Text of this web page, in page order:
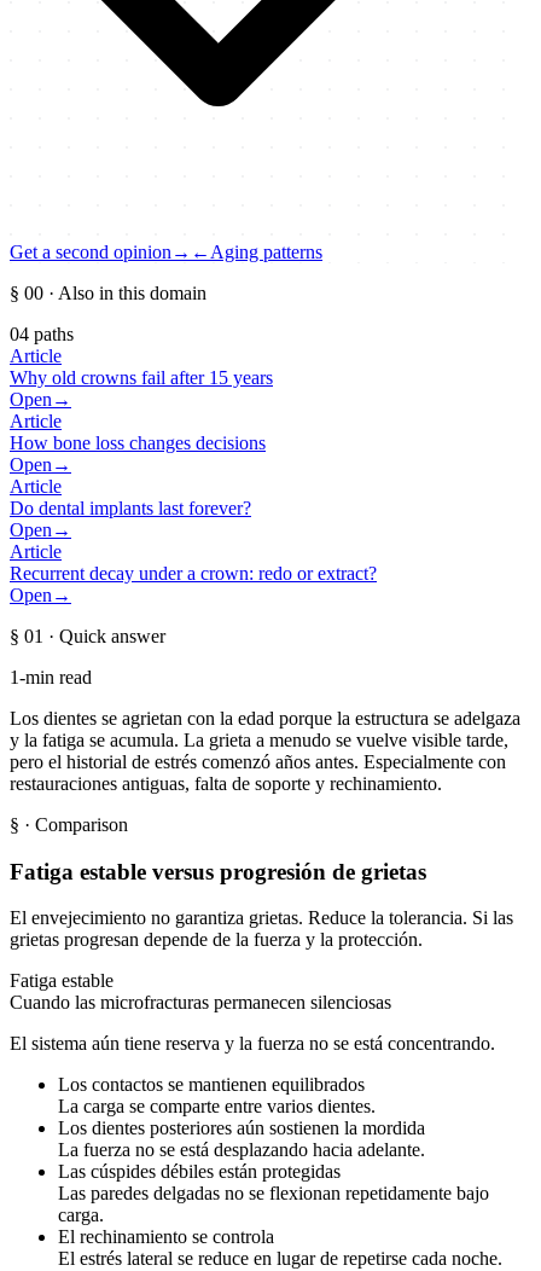
Get a second opinion → ← Aging patterns
§ 00 · Also in this domain
04 paths
Article
Why old crowns fail after 15 years
Open →
Article
How bone loss changes decisions
Open →
Article
Do dental implants last forever?
Open →
Article
Recurrent decay under a crown: redo or extract?
Open →
§ 01 · Quick answer
1-min read
Los dientes se agrietan con la edad porque la estructura se adelgaza
y la fatiga se acumula. La grieta a menudo se vuelve visible tarde,
pero el historial de estrés comenzó años antes. Especialmente con
restauraciones antiguas, falta de soporte y rechinamiento.
§ · Comparison
Fatiga estable versus progresión de grietas
El envejecimiento no garantiza grietas. Reduce la tolerancia. Si las
grietas progresan depende de la fuerza y la protección.
Fatiga estable
Cuando las microfracturas permanecen silenciosas
El sistema aún tiene reserva y la fuerza no se está concentrando.
Los contactos se mantienen equilibrados
La carga se comparte entre varios dientes.
Los dientes posteriores aún sostienen la mordida
La fuerza no se está desplazando hacia adelante.
Las cúspides débiles están protegidas
Las paredes delgadas no se flexionan repetidamente bajo
carga.
El rechinamiento se controla
El estrés lateral se reduce en lugar de repetirse cada noche.